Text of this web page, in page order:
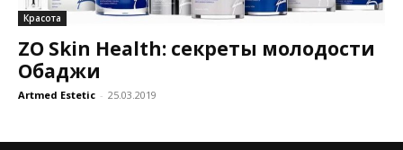
Красота
ZO Skin Health: секреты молодости
Обаджи
Artmed Estetic - 25.03.2019